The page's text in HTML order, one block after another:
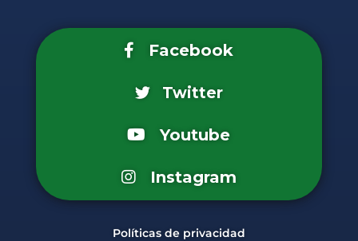
Facebook
Twitter
Youtube
Instagram
Políticas de privacidad